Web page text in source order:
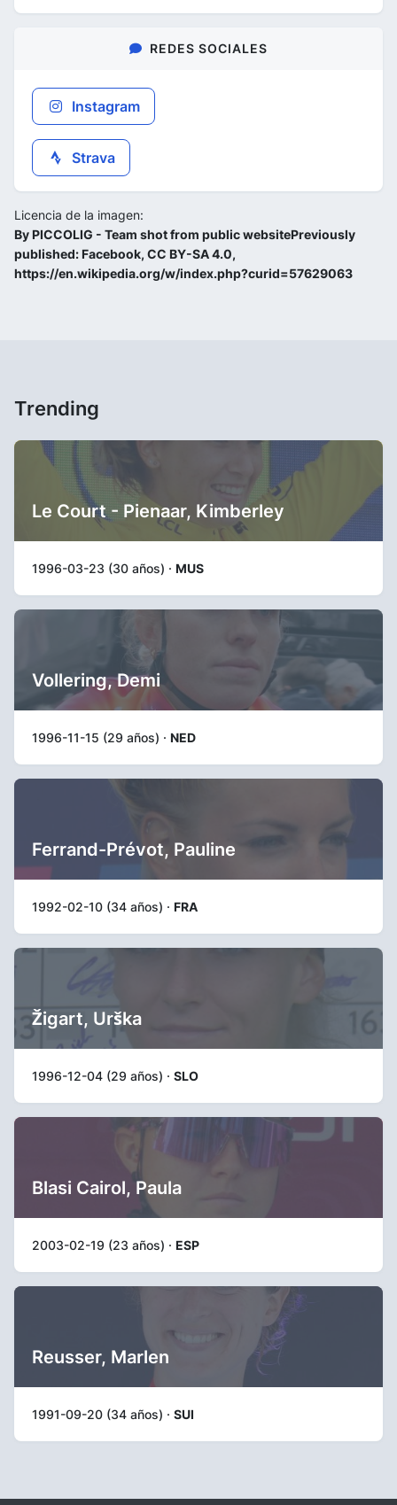
REDES SOCIALES
Instagram
Strava
Licencia de la imagen:
By PICCOLIG - Team shot from public websitePreviously
published: Facebook, CC BY-SA 4.0,
https://en.wikipedia.org/w/index.php?curid=57629063
Trending
Le Court - Pienaar, Kimberley
1996-03-23 (30 años) · MUS
Vollering, Demi
1996-11-15 (29 años) · NED
Ferrand-Prévot, Pauline
1992-02-10 (34 años) · FRA
Žigart, Urška
1996-12-04 (29 años) · SLO
Blasi Cairol, Paula
2003-02-19 (23 años) · ESP
Reusser, Marlen
1991-09-20 (34 años) · SUI